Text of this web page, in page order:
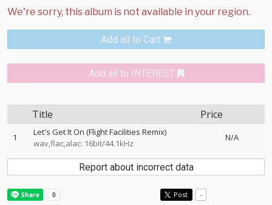
Add all to Cart
Add all to INTEREST
Title Price
1
Let's Get It On (Flight Facilities Remix)
wav,flac,alac: 16bit/44.1kHz
N/A
Report about incorrect data
Post -